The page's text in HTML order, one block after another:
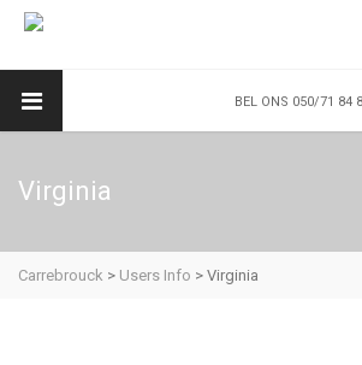
BEL ONS 050/71 84
Virginia
Carrebrouck > Users Info > Virginia